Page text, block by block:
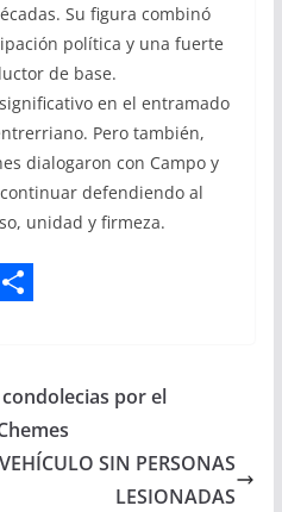
Su figura combinó
política y una fuerte
de base.
en el entramado
Pero también,
dialogaron con Campo y
defendiendo al
unidad y firmeza.
e
por el
SIN PERSONAS
LESIONADAS